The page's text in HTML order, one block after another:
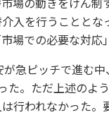
場の動きをけん
入を行うことと
場での必要な対応
が急ピッチで進む
た。ただ上述のよ
行われなかった